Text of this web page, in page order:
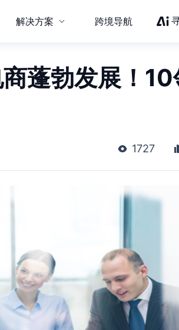
解决方案 跨境导航
蓬勃发展！10
1727